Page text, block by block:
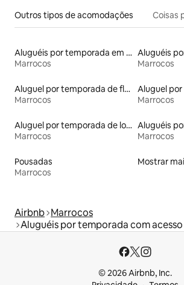
Outros tipos de acomodações Coisas
Aluguéis por temporada em resorts
Marrocos
Marrocos
Aluguel por temporada de flats
Marrocos
Marrocos
Aluguel por temporada de lofts
Marrocos
Marrocos
Pousadas
Marrocos
Mostrar
Airbnb Marrocos
Aluguéis por temporada com acesso
© 2026 Airbnb, Inc.